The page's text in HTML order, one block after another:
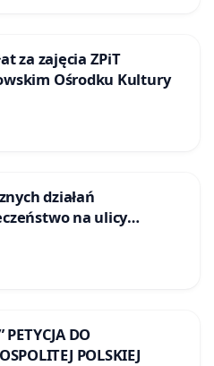
za zajęcia ZPiT
Ośrodku Kultury
działań
na ulicy
DO
POLSKIEJ